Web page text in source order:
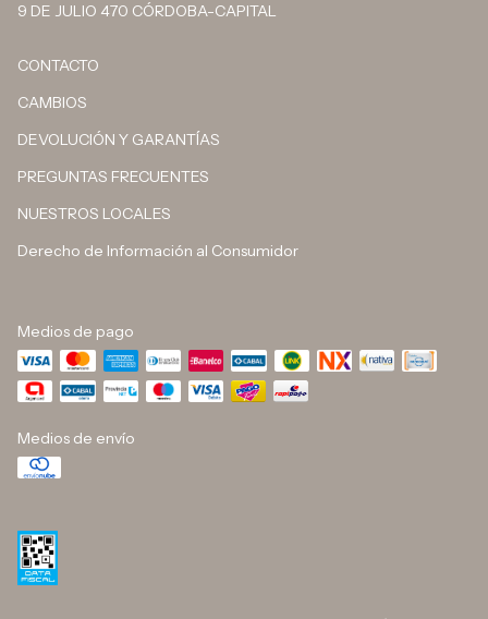
9 DE JULIO 470 CÓRDOBA-CAPITAL
CONTACTO
CAMBIOS
DEVOLUCIÓN Y GARANTÍAS
PREGUNTAS FRECUENTES
NUESTROS LOCALES
Derecho de Información al Consumidor
Medios de pago
Medios de envío